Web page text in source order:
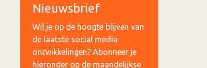
Nieuwsbrief
Wil je op de hoogte blijven van
de laatste social media
ontwikkelingen? Abonneer je
hieronder op de maandelijkse